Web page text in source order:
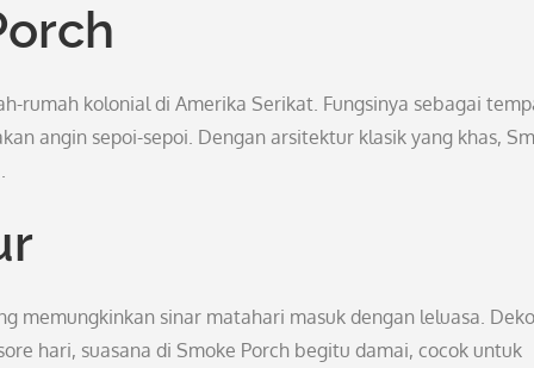
rumah kolonial di Amerika Serikat. Fungsinya sebagai
angin sepoi-sepoi. Dengan arsitektur klasik yang khas,
memungkinkan sinar matahari masuk dengan leluasa.
hari, suasana di Smoke Porch begitu damai, cocok untuk